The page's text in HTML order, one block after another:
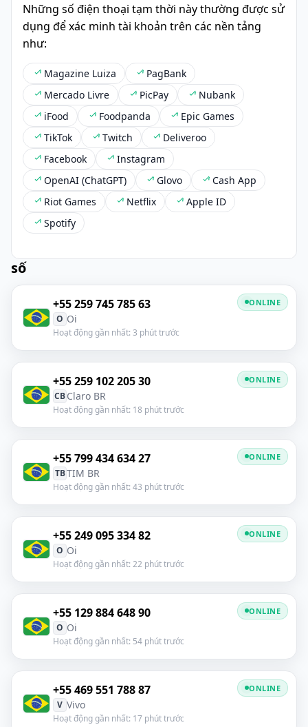
Những số điện thoại tạm thời này thường được sử
dụng để xác minh tài khoản trên các nền tảng
như:
Magazine Luiza
PagBank
Mercado Livre
PicPay
Nubank
iFood
Foodpanda
Epic Games
TikTok
Twitch
Deliveroo
Facebook
Instagram
OpenAI (ChatGPT)
Glovo
Cash App
Riot Games
Netflix
Apple ID
Spotify
số
+55 259 745 785 63
O Oi
Hoạt động gần nhất: 3 phút trước
ONLINE
+55 259 102 205 30
CBClaro BR
Hoạt động gần nhất: 18 phút trước
ONLINE
+55 799 434 634 27
TBTIM BR
Hoạt động gần nhất: 43 phút trước
ONLINE
+55 249 095 334 82
O Oi
Hoạt động gần nhất: 22 phút trước
ONLINE
+55 129 884 648 90
O Oi
Hoạt động gần nhất: 54 phút trước
ONLINE
+55 469 551 788 87
V Vivo
Hoạt động gần nhất: 17 phút trước
ONLINE